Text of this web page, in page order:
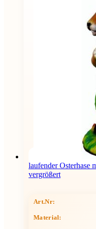
laufender Osterhase
vergrößert
Art.Nr:
Material: